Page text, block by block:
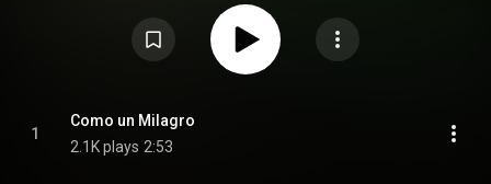
1
Como un Milagro
2.1K plays 2:53